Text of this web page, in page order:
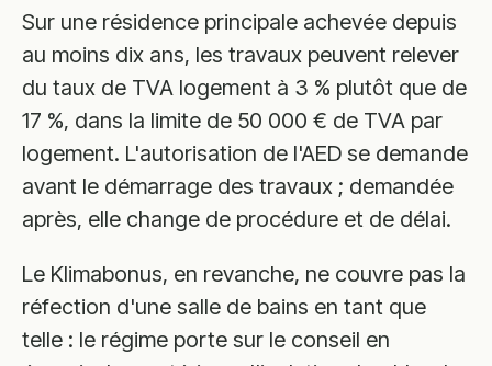
Sur une résidence principale achevée depuis
au moins dix ans, les travaux peuvent relever
du taux de TVA logement à 3 % plutôt que de
17 %, dans la limite de 50 000 € de TVA par
logement. L'autorisation de l'AED se demande
avant le démarrage des travaux ; demandée
après, elle change de procédure et de délai.
Le Klimabonus, en revanche, ne couvre pas la
réfection d'une salle de bains en tant que
telle : le régime porte sur le conseil en